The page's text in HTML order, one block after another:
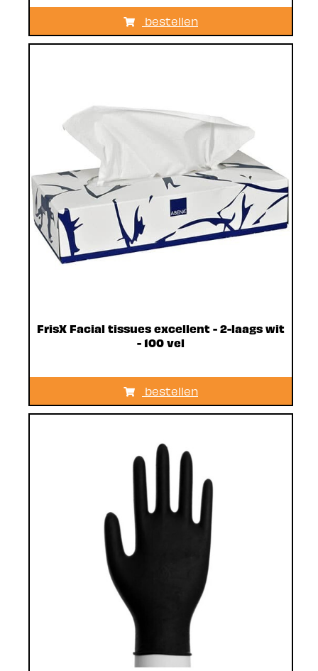
bestellen
FrisX Facial tissues excellent - 2-laags wit
- 100 vel
bestellen